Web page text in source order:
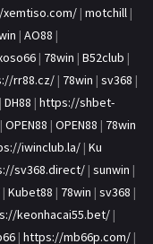
| motchill |
| AO88 |
| 78win | B52club |
rr88.cz/ | 78win | sv368 |
| DH88 | https://shbet-
| OPEN88 | OPEN88 | 78win
iwinclub.la/ | Ku
sv368.direct/ | sunwin |
| Kubet88 | 78win | sv368 |
keonhacai55.bet/ |
| https://mb66p.com/ |